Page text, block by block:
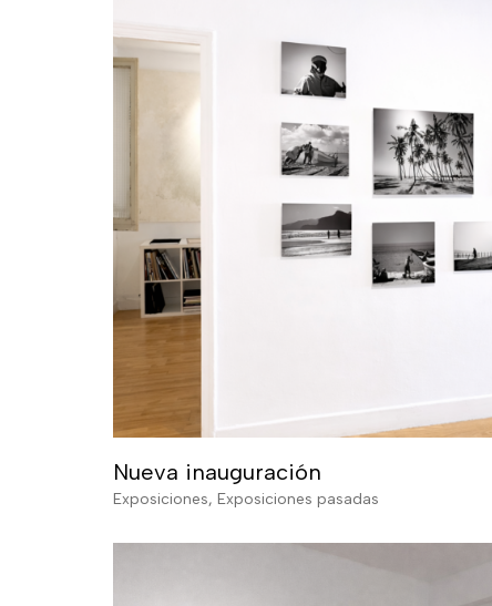
Nueva inauguración
Exposiciones, Exposiciones pasadas